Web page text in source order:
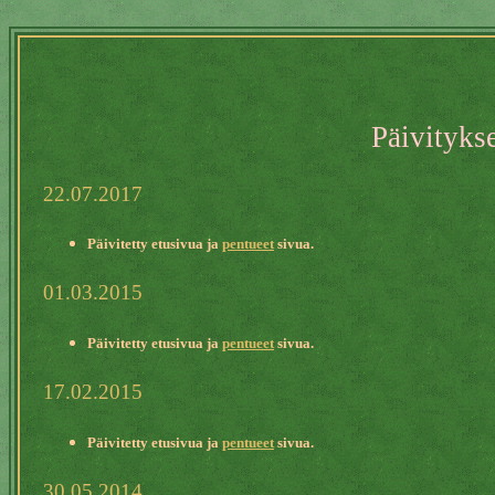
22.07.2017
Päivitetty etusivua ja pentueetsivua.
01.03.2015
Päivitetty etusivua japentueetsivua.
17.02.2015
Päivitetty etusivua japentueet sivua.